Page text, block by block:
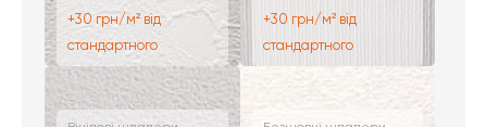
+30 грн/м² від
стандартного
+30 грн/м² від
стандартного